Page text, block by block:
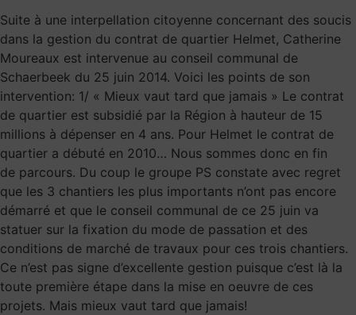
Suite à une interpellation citoyenne concernant des soucis
dans la gestion du contrat de quartier Helmet, Catherine
Moureaux est intervenue au conseil communal de
Schaerbeek du 25 juin 2014. Voici les points de son
intervention: 1/ « Mieux vaut tard que jamais » Le contrat
de quartier est subsidié par la Région à hauteur de 15
millions à dépenser en 4 ans. Pour Helmet le contrat de
quartier a débuté en 2010… Nous sommes donc en fin
de parcours. Du coup le groupe PS constate avec regret
que les 3 chantiers les plus importants n’ont pas encore
démarré et que le conseil communal de ce 25 juin va
statuer sur la fixation du mode de passation et des
conditions de marché de travaux pour ces trois chantiers.
Ce n’est pas signe d’excellente gestion puisque c’est là la
toute première étape dans la mise en oeuvre de ces
projets. Mais mieux vaut tard que jamais!